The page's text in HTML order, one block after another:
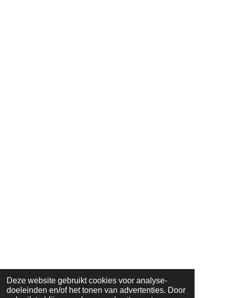
Deze website gebruikt cookies voor analyse-
doeleinden en/of het tonen van advertenties. Door